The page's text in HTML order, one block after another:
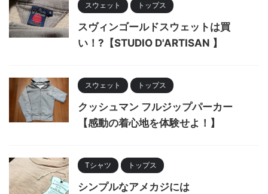
スウェット トップス
スヴィンゴールドスウェットは買
い！?【STUDIO D'ARTISAN 】
スウェット トップス
クッシュマン フルジップパーカー
【感動の着心地を体験せよ！】
Tシャツ トップス
シンプルなアメカジには